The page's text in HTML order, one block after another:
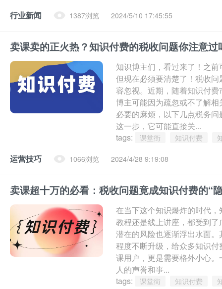
行业新闻 1387浏览 2024/5/10 17:45:55
卖课卖的正火热？知识付费的税收问题你注意过
知识博主们，看过来了！之
但现在必须要清楚了！税收
容忽视。近期，随着知识付
博主可能因为疏忽或不了解
必要的麻烦，以下几点税务
这一步，它可能直接关...
tags:
课堂街 知识付费
运营技巧 1066浏览 2024/4/28 9:19:08
卖课超十万的必看：税收问题竟成知识付费的“
在当下这个知识爆炸的时代
教程还是线上讲座，都受到
潜在的风险也逐渐浮出水面
程度不断升级，给众多知识
课用户，更是需要格外小心
人的声誉和事...
tags:
课堂街 知识付费